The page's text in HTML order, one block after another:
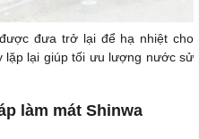
đưa trở lại để hạ nhiệt cho
lặp lại giúp tối ưu lượng nước sử
làm mát Shinwa